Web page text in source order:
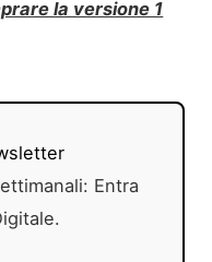
la versione 1
Entra